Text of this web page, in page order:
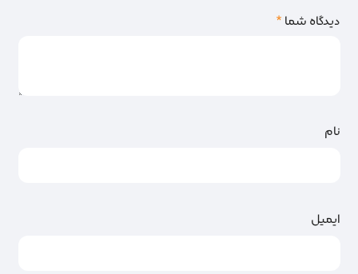
دیدگاه شما*
نام
ایمیل